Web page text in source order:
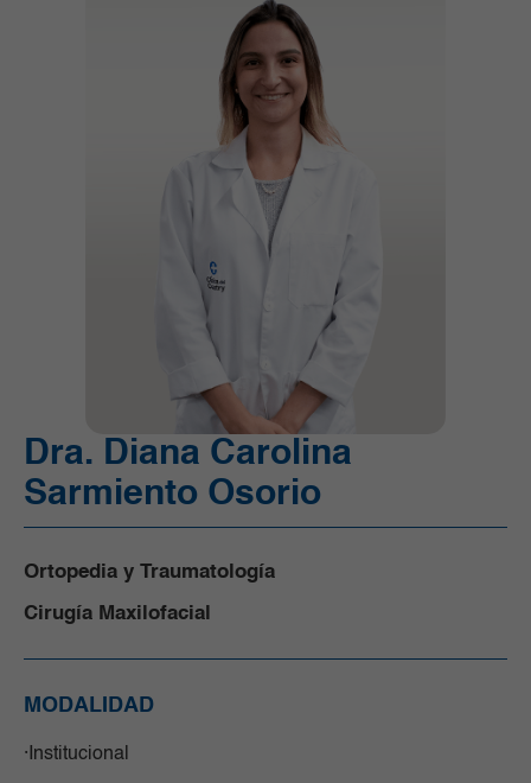
Unidad de Cuidado Crítico Especializado (UCI)
Unidad de Quimioterapia
Dra. Diana Carolina
Sarmiento Osorio
Ortopedia y Traumatología
Cirugía Maxilofacial
MODALIDAD
Institucional